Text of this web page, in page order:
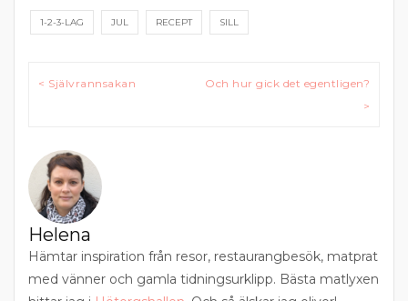
…
1-2-3-LAG JUL RECEPT SILL
Inläggsnavigering
< Självrannsakan
Och hur gick det egentligen?
>
Helena
Hämtar inspiration från resor, restaurangbesök, matprat
med vänner och gamla tidningsurklipp. Bästa matlyxen